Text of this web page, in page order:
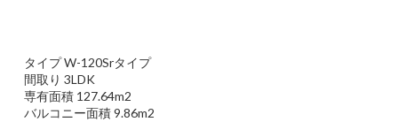
タイプ W-120Srタイプ
間取り 3LDK
専有面積 127.64m2
バルコニー面積 9.86m2